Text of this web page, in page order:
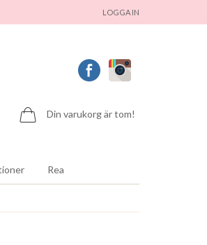
LOGGA IN
Din varukorg är tom!
Rea